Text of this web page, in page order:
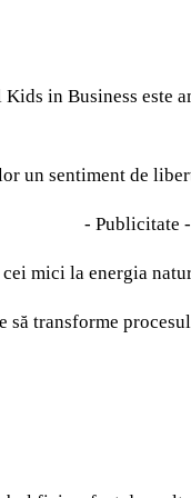
Kids in Business este
un sentiment de
- Publicitate -
cei mici la energia
să transforme